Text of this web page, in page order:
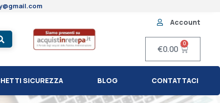
Account
€0.00
0
SICUREZZA BLOG CONTATTACI